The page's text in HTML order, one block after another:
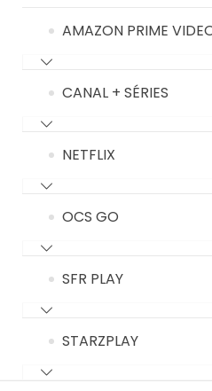
AMAZON PRIME
CANAL + SÉRIES
NETFLIX
OCS GO
SFR PLAY
STARZPLAY